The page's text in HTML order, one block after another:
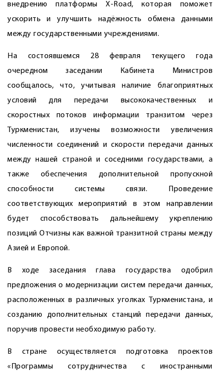
внедрению платформы X-Road, которая поможет
ускорить и улучшить надёжность обмена данными
между государственными учреждениями.
На состоявшемся 28 февраля текущего года
очередном заседании Кабинета Министров
сообщалось, что, учитывая наличие благоприятных
условий для передачи высококачественных и
скоростных потоков информации транзитом через
Туркменистан, изучены возможности увеличения
численности соединений и скорости передачи данных
между нашей страной и соседними государствами, а
также обеспечения дополнительной пропускной
способности системы связи. Проведение
соответствующих мероприятий в этом направлении
будет способствовать дальнейшему укреплению
позиций Отчизны как важной транзитной страны между
Азией и Европой.
В ходе заседания глава государства одобрил
предложения о модернизации систем передачи данных,
расположенных в различных уголках Туркменистана, и
созданию дополнительных станций передачи данных,
поручив провести необходимую работу.
В стране осуществляется подготовка проектов
«Программы сотрудничества с иностранными